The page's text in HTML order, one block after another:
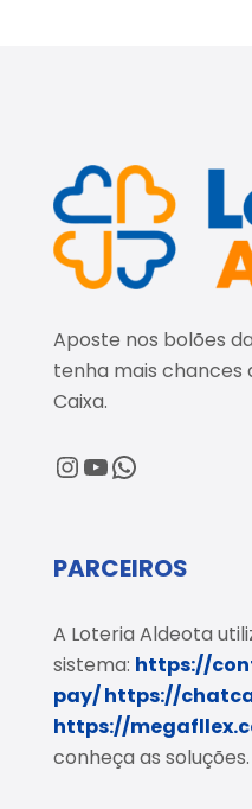
Aposte nos bolões
tenha mais chances
Caixa.
Central de
PARCEIROS
A Loteria Aldeota
sistema: https://
pay/https://
https://
conheça as soluções.